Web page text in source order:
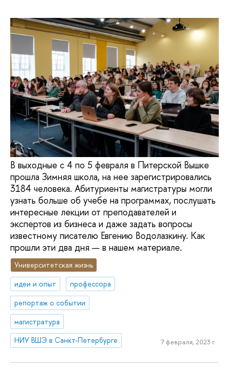
В выходные с 4 по 5 февраля в Питерской Вышке
прошла Зимняя школа, на нее зарегистрировались
3184 человека. Абитуриенты магистратуры могли
узнать больше об учебе на программах, послушать
интересные лекции от преподавателей и
экспертов из бизнеса и даже задать вопросы
известному писателю Евгению Водолазкину. Как
прошли эти два дня — в нашем материале.
Университетская жизнь
идеи и опыт
профессора
репортаж о событии
магистратура
НИУ ВШЭ в Санкт-Петербурге
7 февраля, 2023 г.